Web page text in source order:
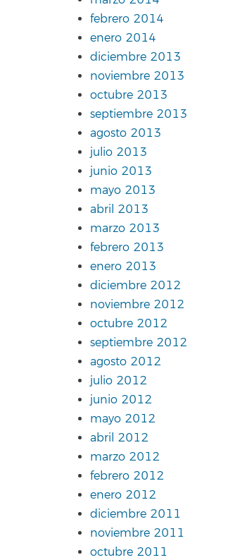
febrero 2014
enero 2014
diciembre 2013
noviembre 2013
octubre 2013
septiembre 2013
agosto 2013
julio 2013
junio 2013
mayo 2013
abril 2013
marzo 2013
febrero 2013
enero 2013
diciembre 2012
noviembre 2012
octubre 2012
septiembre 2012
agosto 2012
julio 2012
junio 2012
mayo 2012
abril 2012
marzo 2012
febrero 2012
enero 2012
diciembre 2011
noviembre 2011
octubre 2011